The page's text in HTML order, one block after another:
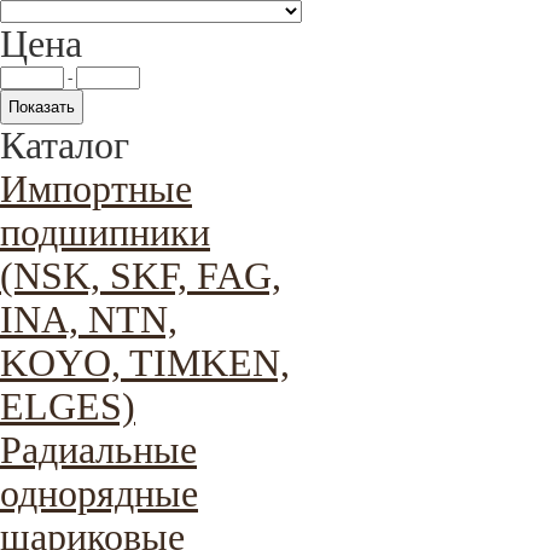
Цена
-
Каталог
Импортные
подшипники
(NSK, SKF, FAG,
INA, NTN,
KOYO, TIMKEN,
ELGES)
Радиальные
однорядные
шариковые